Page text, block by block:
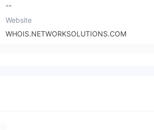
--
Website
WHOIS.NETWORKSOLUTIONS.COM